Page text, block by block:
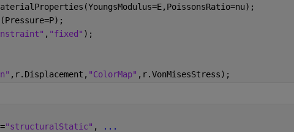
, "fixed" );
,r.Displacement, "ColorMap" ,r.VonMisesStress);
"structuralStatic" ,
...